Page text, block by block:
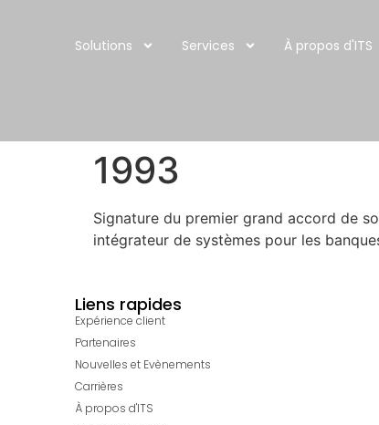
Solutions Services À propos d'ITS
1993
Signature du premier grand accord de
intégrateur de systèmes pour les
Liens rapides
Expérience client
Partenaires
Nouvelles et Evènements
Carrières
À propos d'ITS